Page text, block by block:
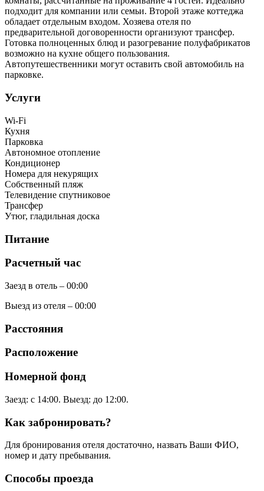
подходит для компании или семьи. Второй этаже коттеджа
обладает отдельным входом. Хозяева отеля по
предварительной договоренности организуют трансфер.
Готовка полноценных блюд и разогревание полуфабрикатов
возможно на кухне общего пользования.
Автопутешественники могут оставить свой автомобиль на
парковке.
Услуги
Wi-Fi
Кухня
Парковка
Автономное отопление
Кондиционер
Номера для некурящих
Собственный пляж
Телевидение спутниковое
Трансфер
Утюг, гладильная доска
Питание
Расчетный час
Заезд в отель – 00:00
Выезд из отеля – 00:00
Расстояния
Расположение
Номерной фонд
Заезд: с 14:00. Выезд: до 12:00.
Как забронировать?
Для бронирования отеля достаточно, назвать Ваши ФИО,
номер и дату пребывания.
Способы проезда